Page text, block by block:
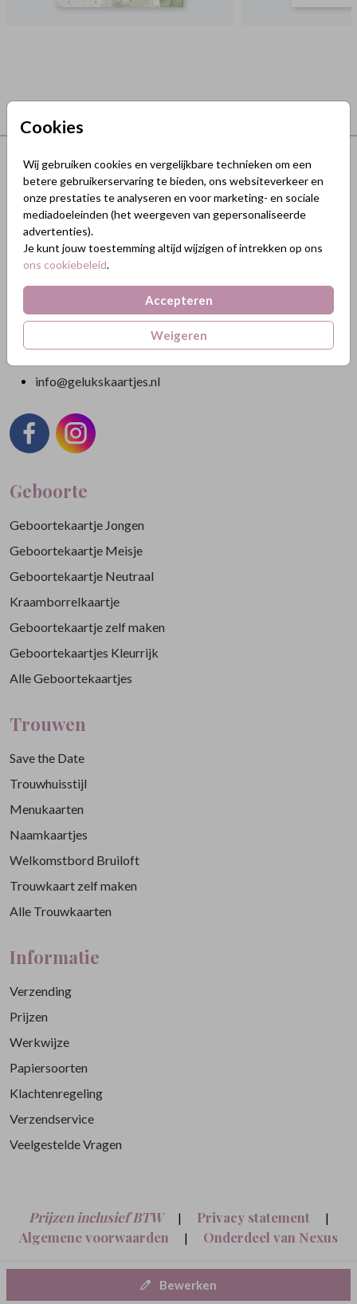
Cookies
Wij gebruiken cookies en vergelijkbare technieken om een
betere gebruikerservaring te bieden, ons websiteverkeer en
onze prestaties te analyseren en voor marketing- en sociale
mediadoeleinden (het weergeven van gepersonaliseerde
advertenties).
Je kunt jouw toestemming altijd wijzigen of intrekken op ons
ons cookiebeleid.
Accepteren
Weigeren
Bewerken
GeluksKaartjes.nl
Nikkelweg 45
2401MM Alphen a/d Rijn
KVK: 84438665
BTW: NL863211185B01
info@gelukskaartjes.nl
Geboorte
Geboortekaartje Jongen
Geboortekaartje Meisje
Geboortekaartje Neutraal
Kraamborrelkaartje
Geboortekaartje zelf maken
Geboortekaartjes Kleurrijk
Alle Geboortekaartjes
Trouwen
Save the Date
Trouwhuisstijl
Menukaarten
Naamkaartjes
Welkomstbord Bruiloft
Trouwkaart zelf maken
Alle Trouwkaarten
Informatie
Verzending
Prijzen
Werkwijze
Papiersoorten
Klachtenregeling
Verzendservice
Veelgestelde Vragen
Prijzen inclusief BTW | Privacy statement |
Algemene voorwaarden |
Onderdeel van Nexus
Nine B.V.